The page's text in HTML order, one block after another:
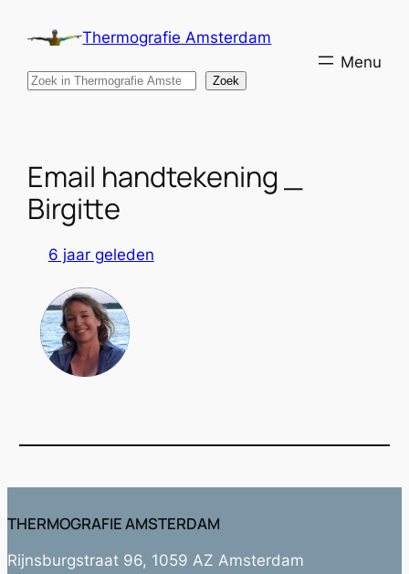
naar
inhoud
Thermografie Amsterdam
Search Zoek
Email handtekening _
Birgitte
6 jaar geleden
THERMOGRAFIE AMSTERDAM
Rijnsburgstraat 96, 1059 AZ Amsterdam